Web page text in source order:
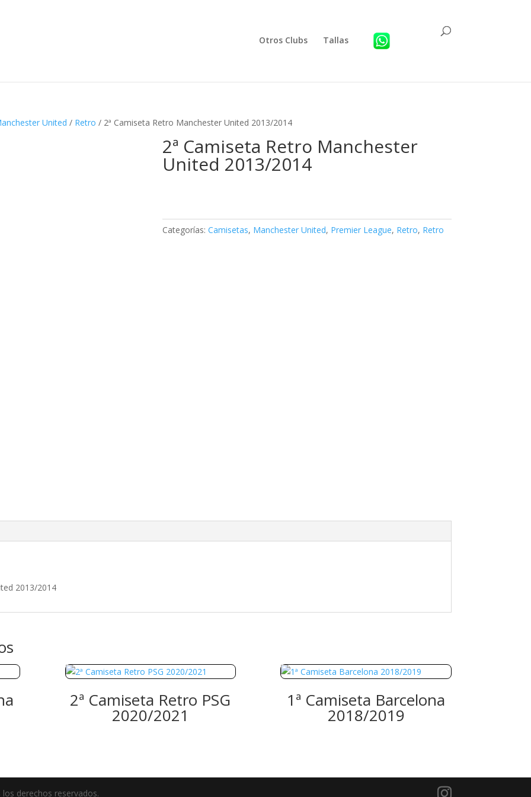
Otros Clubs Tallas
United / Retro / 2ª Camiseta Retro Manchester United 2013/2014
2ª Camiseta Retro Manchester
United 2013/2014
Categorías: Camisetas, Manchester United, Premier League, Retro, Retro
2013/2014
2ª Camiseta Retro PSG
2020/2021
1ª Camiseta Barcelona
2018/2019
derechos reservados.